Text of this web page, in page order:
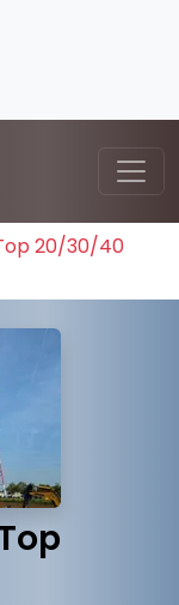
20/30/40